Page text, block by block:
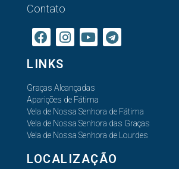
Contato
LINKS
Graças Alcançadas
Aparições de Fátima
Vela de Nossa Senhora de Fátima
Vela de Nossa Senhora das Graças
Vela de Nossa Senhora de Lourdes
LOCALIZAÇÃO